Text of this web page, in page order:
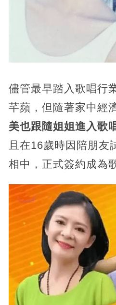
儘管最早踏入歌唱行
芊蘋，但隨著家中經
美也跟隨姐姐進入歌
且在16歲時因陪朋友
相中，正式簽約成為